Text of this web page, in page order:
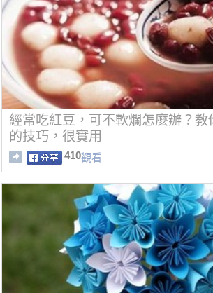
經常吃紅豆，可不軟爛怎麼辦？教
的技巧，很實用
410觀看